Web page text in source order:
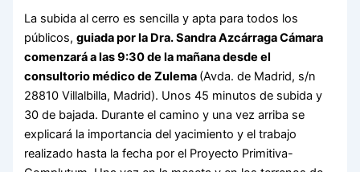
La subida al cerro es sencilla y apta para todos los
públicos,guiada por la Dra. Sandra Azcárraga Cámara
comenzará a las 9:30 de la mañana desde el
consultorio médico de Zulema (Avda. de Madrid, s/n
28810 Villalbilla, Madrid). Unos 45 minutos de subida y
30 de bajada. Durante el camino y una vez arriba se
explicará la importancia del yacimiento y el trabajo
realizado hasta la fecha por el Proyecto Primitiva-